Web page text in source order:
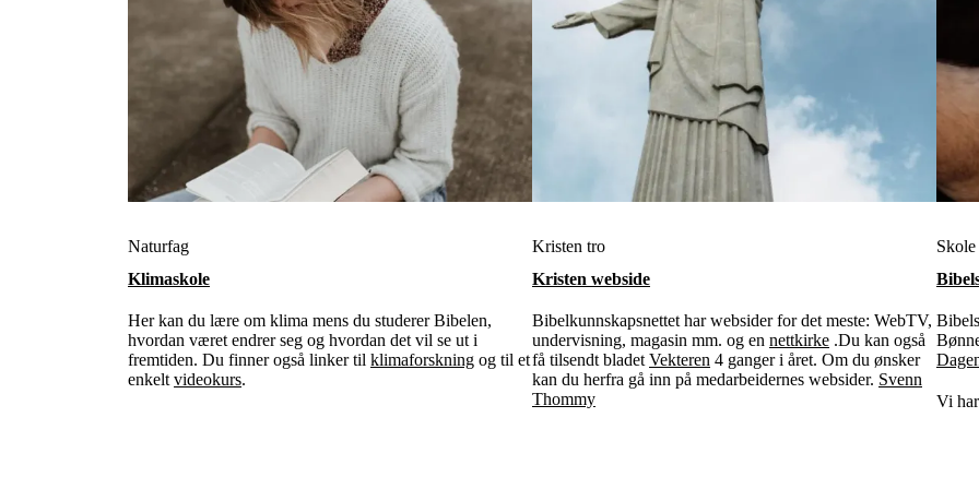
Naturfag
Klimaskole
Her kan du lære om klima mens du studerer Bibelen,
hvordan været endrer seg og hvordan det vil se ut i
fremtiden. Du finner også linker tilklimaforskning og til et
enkeltvideokurs.
Kristen tro
Kristen webside
Bibelkunnskapsnettet har websider for det meste: WebTV,
undervisning, magasin mm. og en nettkirke .Du kan også
få tilsendt bladet Vekteren 4 ganger i året. Om du ønsker
kan du herfra gå inn på medarbeidernes websider. Svenn
Thommy
Skole
Vi